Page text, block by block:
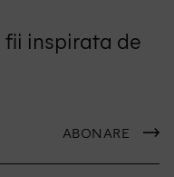
inspirata de
ABONARE